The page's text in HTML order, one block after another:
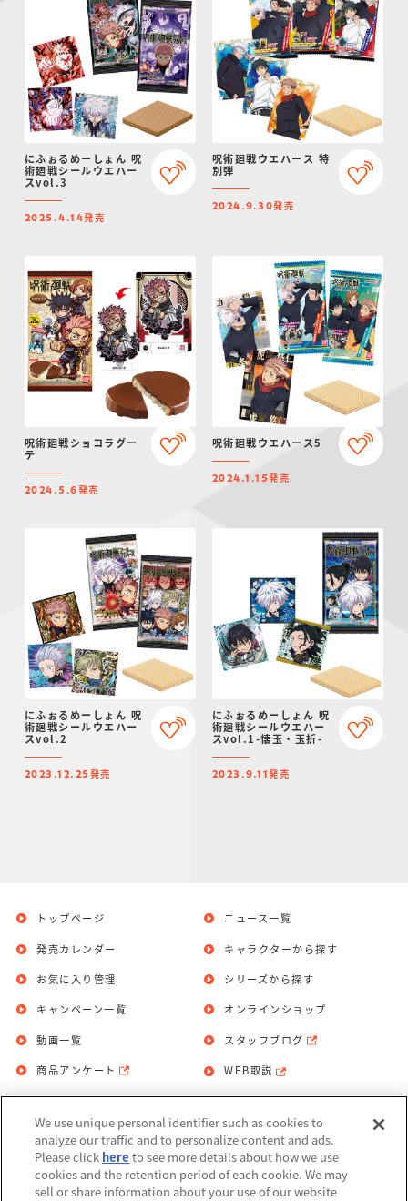
にふぉるめーしょん 呪
術廻戦シールウエハー
スvol.3
2025.4.14発売
呪術廻戦ウエハース 特
別弾
2024.9.30発売
呪術廻戦ショコラグー
テ
2024.5.6発売
呪術廻戦ウエハース5
2024.1.15発売
にふぉるめーしょん 呪
術廻戦シールウエハー
スvol.2
2023.12.25 発売
にふぉるめーしょん 呪
術廻戦シールウエハー
スvol.1-懐玉・玉折-
2023.9.11発売
トップページ
発売カレンダー
お気に入り管理
ニュース一覧
キャラクターから探す
シリーズから探す
キャンペーン一覧
動画一覧
商品アンケート
オンラインショップ
スタッフブログ
WEB取説
お問い合わせ 個人情報保護方針
利用規約
Do Not Sell or Share My Personal
We use unique personal identifier such as cookies to
analyze our traffic and to personalize content and ads.
Please click here to see more details about how we use
cookies and the retention period of each cookie. We may
sell or share information about your use of our website